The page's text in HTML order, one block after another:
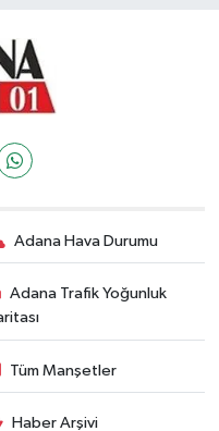
Adana Hava Durumu
Adana Trafik Yoğunluk
Tüm Manşetler
Haber Arşivi